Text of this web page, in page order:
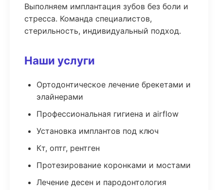
Выполняем имплантация зубов без боли и
стресса. Команда специалистов,
стерильность, индивидуальный подход.
Наши услуги
Ортодонтическое лечение брекетами и
элайнерами
Профессиональная гигиена и airflow
Установка имплантов под ключ
Кт, оптг, рентген
Протезирование коронками и мостами
Лечение десен и пародонтология